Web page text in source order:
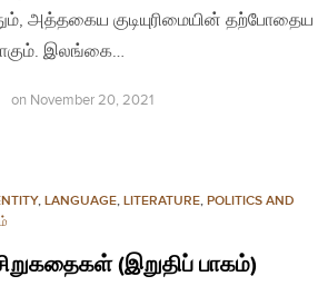
அத்தகைய குடியுரிமையின் தற்போதைய
இலங்கை…
on November 20, 2021
, LANGUAGE, LITERATURE, POLITICS AND
(இறுதிப் பாகம்)